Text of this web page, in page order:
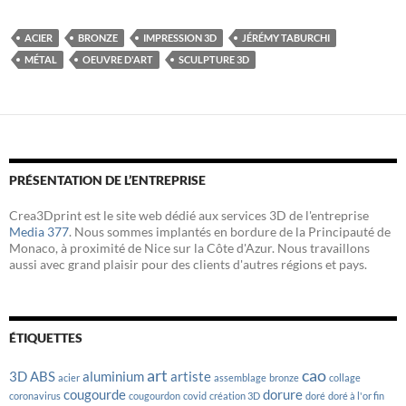
b
o
o
t
e
r
e
d
I
ACIER BRONZE IMPRESSION 3D
JÉRÉMY TABURCHI
MÉTAL
OEUVRE D'ART SCULPTURE 3D
PRÉSENTATION DE L’ENTREPRISE
Crea3Dprint est le site web dédié aux services 3D de l'entreprise
Media 377. Nous sommes implantés en bordure de la Principauté de
Monaco, à proximité de Nice sur la Côte d'Azur. Nous travaillons
aussi avec grand plaisir pour des clients d'autres régions et pays.
ÉTIQUETTES
3DABS acier aluminium art artiste assemblage bronze cao collage
coronavirus cougourde cougourdon covid création 3D dorure doré doré à l'or fin